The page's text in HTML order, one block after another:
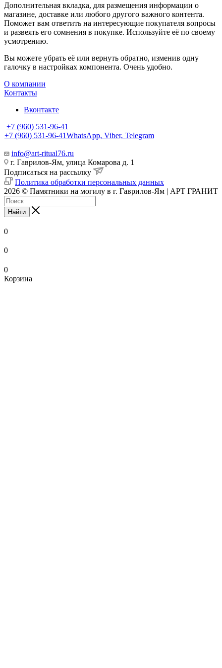
Дополнительная вкладка, для размещения информации о
магазине, доставке или любого другого важного контента.
Поможет вам ответить на интересующие покупателя вопросы
и развеять его сомнения в покупке. Используйте её по своему
усмотрению.
Вы можете убрать её или вернуть обратно, изменив одну
галочку в настройках компонента. Очень удобно.
О компании
Контакты
Вконтакте
+7 (960) 531-96-41
+7 (960) 531-96-41WhatsApp, Viber, Telegram
info@art-ritual76.ru
г. Гаврилов-Ям, улица Комарова д. 1
Подписаться на рассылку
Политика обработки персональных данных
2026 © Памятники на могилу в г. Гаврилов-Ям | АРТ ГРАНИТ
Найти
0
0
0
Корзина